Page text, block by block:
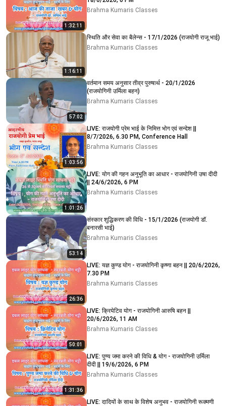
1:32:11
Brahma Kumaris Classes
1:16:11
स्थिति और सेवा का बैलेन्स - 17/1/2026 (राजयोगी राजू भाई)
Brahma Kumaris Classes
57:02
वर्तमान समय अनुसार तीव्र पुरुषार्थ - 20/1/2026
(राजयोगिनी उर्मिला बहन)
Brahma Kumaris Classes
1:03:56
LIVE: राजयोगी प्रेम भाई के निमित्त भोग एवं सन्देश ||
8/7/2026, 6.30 PM, Conference Hall
Brahma Kumaris Classes
1:01:26
LIVE: योग की गहन अनुभूति का आधार - राजयोगिनी उषा दीदी
|| 24/6/2026, 6 PM
Brahma Kumaris Classes
53:14
संस्कार शुद्धिकरण की विधि - 15/1/2026 (राजयोगी डॉ.
बनारसी भाई)
Brahma Kumaris Classes
26:36
LIVE: यज्ञ कुण्ड योग - राजयोगिनी कृष्णा बहन || 20/6/2026,
7.30 PM
Brahma Kumaris Classes
50:01
LIVE: क्रियेटिव योग - राजयोगिनी आरुषि बहन ||
20/6/2026, 11 AM
Brahma Kumaris Classes
1:31:36
LIVE: पुण्य जमा करने की विधि & योग - राजयोगिनी उर्मिला
दीदी || 19/6/2026, 6 PM
Brahma Kumaris Classes
LIVE: दादियों के साथ के विशेष अनुभव - राजयोगिनी रूक्मणी